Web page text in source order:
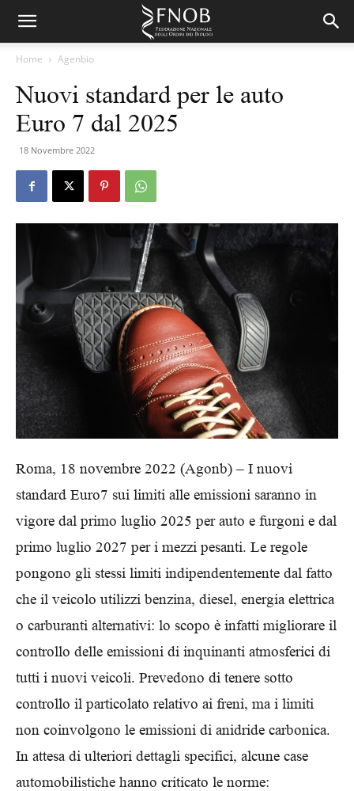
Home Agenbio
Nuovi standard per le auto
Euro 7 dal 2025
18 Novembre 2022
Roma, 18 novembre 2022 (Agonb) – I nuovi
standard Euro7 sui limiti alle emissioni saranno in
vigore dal primo luglio 2025 per auto e furgoni e dal
primo luglio 2027 per i mezzi pesanti. Le regole
pongono gli stessi limiti indipendentemente dal fatto
che il veicolo utilizzi benzina, diesel, energia elettrica
o carburanti alternativi: lo scopo è infatti migliorare il
controllo delle emissioni di inquinanti atmosferici di
tutti i nuovi veicoli. Prevedono di tenere sotto
controllo il particolato relativo ai freni, ma i limiti
non coinvolgono le emissioni di anidride carbonica.
In attesa di ulteriori dettagli specifici, alcune case
automobilistiche hanno criticato le norme: